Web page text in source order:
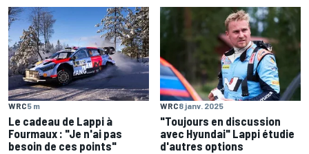
WRC5 m
Le cadeau de Lappi à
Fourmaux : "Je n'ai pas
besoin de ces points"
WRC8 janv. 2025
"Toujours en discussion
avec Hyundai" Lappi étudie
d'autres options